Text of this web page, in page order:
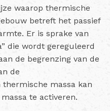
waarop thermische
betreft het passief
Er is sprake van
die wordt gereguleerd
de begrenzing van de
de
massa kan
te activeren.